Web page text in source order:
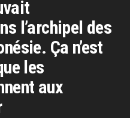
l’archipel des
Ça n’est
les
aux